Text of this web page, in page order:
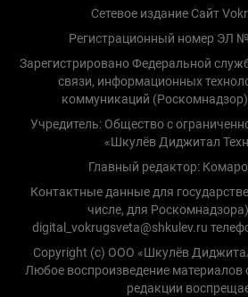
Сетевое издание Сайт
Регистрационный номер ЭЛ
Зарегистрировано Федеральной
связи, информационных
коммуникаций
Учредитель: Общество с
«Шкулёв Диджитал
Главный редактор:
Контактные данные для
числе, для
digital_vokrugsveta@shkulev.ru
Copyright (с) ООО «Шкулёв
Любое воспроизведение материалов
редакции